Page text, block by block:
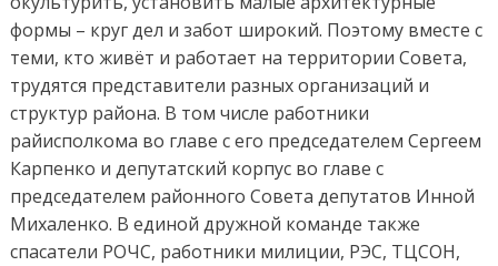
формы – круг дел и забот широкий. Поэтому вместе с
теми, кто живёт и работает на территории Совета,
трудятся представители разных организаций и
структур района. В том числе работники
райисполкома во главе с его председателем Сергеем
Карпенко и депутатский корпус во главе с
председателем районного Совета депутатов Инной
Михаленко. В единой дружной команде также
спасатели РОЧС, работники милиции, РЭС, ТЦСОН,